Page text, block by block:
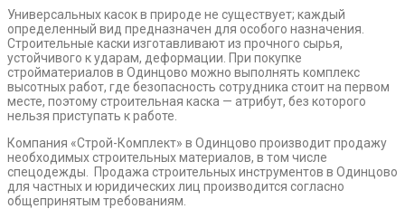
Универсальных касок в природе не существует; каждый
определенный вид предназначен для особого назначения.
Строительные каски изготавливают из прочного сырья,
устойчивого к ударам, деформации. При покупке
стройматериалов в Одинцово можно выполнять комплекс
высотных работ, где безопасность сотрудника стоит на первом
месте, поэтому строительная каска — атрибут, без которого
нельзя приступать к работе.
Компания «Строй-Комплект» в Одинцово производит продажу
необходимых строительных материалов, в том числе
спецодежды. Продажа строительных инструментов в Одинцово
для частных и юридических лиц производится согласно
общепринятым требованиям.